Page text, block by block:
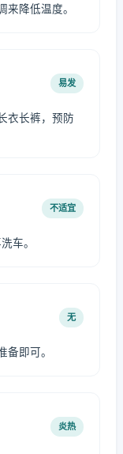
降低温度。
易发
衣长裤，预防
不适宜
车。
无
即可。
炎热